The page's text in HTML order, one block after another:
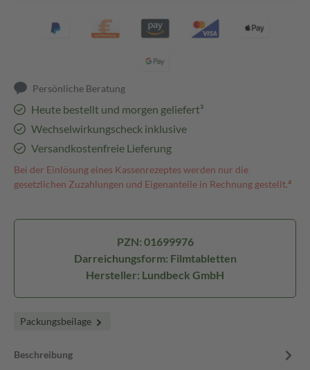
Persönliche Beratung
Heute bestellt und morgen geliefert³
Wechselwirkungscheck inklusive
Versandkostenfreie Lieferung
Bei der Einlösung eines Kassenrezeptes werden nur die
gesetzlichen Zuzahlungen und Eigenanteile in Rechnung gestellt.⁴
PZN: 01699976
Darreichungsform: Filmtabletten
Hersteller: Lundbeck GmbH
Packungsbeilage
Beschreibung